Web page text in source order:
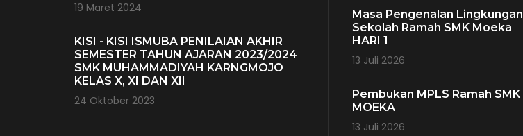
19 Maret 2024
KISI - KISI ISMUBA PENILAIAN AKHIR
SEMESTER TAHUN AJARAN 2023/2024
SMK MUHAMMADIYAH KARNGMOJO
KELAS X, XI DAN XII
24 Oktober 2023
Masa Pengenalan Lingkungan
Sekolah Ramah SMK Moeka
HARI 1
13 Juli 2026
Pembukan MPLS Ramah SMK
MOEKA
13 Juli 2026